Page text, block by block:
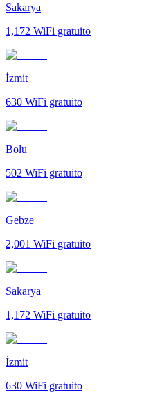
Sakarya
1,172 WiFi gratuito
İzmit
630 WiFi gratuito
Bolu
502 WiFi gratuito
Gebze
2,001 WiFi gratuito
Sakarya
1,172 WiFi gratuito
İzmit
630 WiFi gratuito